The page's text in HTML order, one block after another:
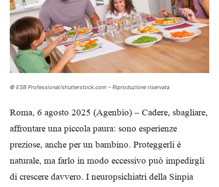
© ESB Professional/shutterstock.com – Riproduzione riservata
Roma, 6 agosto 2025 (Agenbio) – Cadere, sbagliare,
affrontare una piccola paura: sono esperienze
preziose, anche per un bambino. Proteggerli è
naturale, ma farlo in modo eccessivo può impedirgli
di crescere davvero. I neuropsichiatri della Sinpia